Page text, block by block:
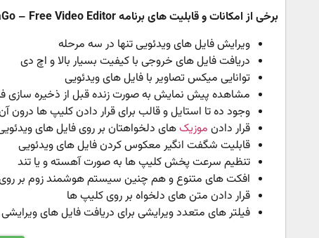
برخی از امکانات و قابلیت های برنامه FilmoraGo – Free Video Editor اندروید :
ویرایش فایل های ویدئویی تنها در سه مرحله
دریافت فایل های خروجی با کیفیت بسیار بالا و اچ دی
توانایی میکس تصاویر با فایل های ویدئویی
مشاهده پیش نمایش به صورت زنده قبل از ذخیره سازی
وجود ده تا استایل و قالب برای قرار دادن کلیپ ها درون
قرار دادن موزیکهای دلخواهتان بر روی فایل های
قابلیت شگفت انگیر معکوس کردن فایل های ویدئویی
تنظیم سرعت پخش کلیپ ها به صورت آهسته و یا تند
افکت های متنوع و هم چنین سیستم هوشمند زوم بر
قرار دادن متن های دلخواه بر روی کلیپ ها
فیلتر های متعدد ویرایشی برای دریافت فایل های ویرایشی